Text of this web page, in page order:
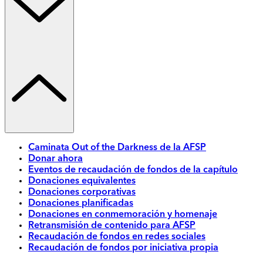
Caminata Out of the Darkness de la AFSP
Donar ahora
Eventos de recaudación de fondos de la capítulo
Donaciones equivalentes
Donaciones corporativas
Donaciones planificadas
Donaciones en conmemoración y homenaje
Retransmisión de contenido para AFSP
Recaudación de fondos en redes sociales
Recaudación de fondos por iniciativa propia